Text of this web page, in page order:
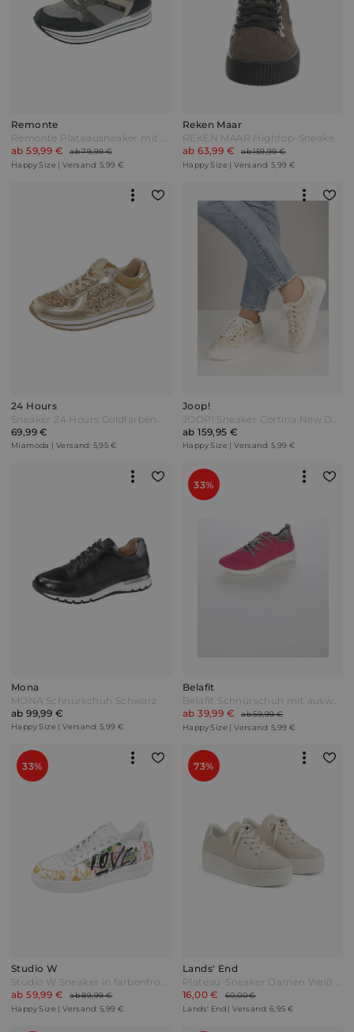
Remonte
Remonte Plateausneaker mit Remonte-Tex Ausstattung Grau/Blau
ab 59,99 €
ab 79,99 €
Happy Size | Versand: 5,99 €
Reken Maar
REKEN MAAR Hightop-Sneaker Dunkelbraun
ab 63,99 €
ab 159,99 €
Happy Size | Versand: 5,99 €
24 Hours
Sneaker 24 Hours Goldfarben
69,99 €
Miamoda | Versand: 5,95 €
Joop!
JOOP! Sneaker Cortina New Daphne Off-white Weiß
ab 159,95 €
Happy Size | Versand: 5,99 €
Mona
MONA Schnürschuh Schwarz
ab 99,99 €
Happy Size | Versand: 5,99 €
33%
Belafit
Belafit Schnürschuh mit auswechselbarer Einlage Pink
ab 39,99 €
ab 59,99 €
Happy Size | Versand: 5,99 €
33%
Studio W
Studio W Sneaker in farbenfroher Optik Weiß/Multicolor
ab 59,99 €
ab 89,99 €
Happy Size | Versand: 5,99 €
73%
Lands' End
Plateau-Sneaker Damen Weiß by Lands' End
16,00 €
60,00 €
Lands' End | Versand: 6,95 €